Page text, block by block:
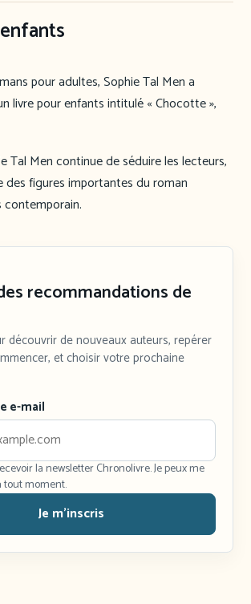
pour adultes, Sophie Tal Men a
livre pour enfants intitulé « Chocotte »,
Tal Men continue de séduire les lecteurs,
des figures importantes du roman
contemporain.
recommandations de
découvrir de nouveaux auteurs, repérer
et choisir votre prochaine
e-mail
la newsletter Chronolivre. Je peux me
tout moment.